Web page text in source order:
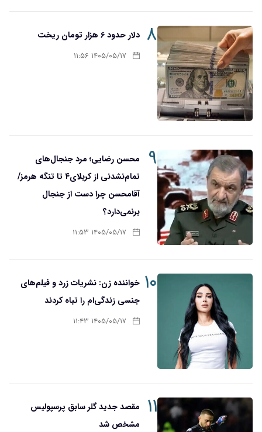
۸ دلار حدود ۶ هزار تومان ریخت
۱۴۰۵/۰۵/۱۷ ۱۱:۵۶
۹
محسن رضایی؛ مرد جنجال‌های
تمام‌نشدنی از کربلای۴ تا تنگه هرمز/
آقا‌محسن چرا دست از جنجال
برنمی‌دارد؟
۱۴۰۵/۰۵/۱۷ ۱۱:۵۳
۱۰
خواننده زن: نشریات زرد و فیلم‌های
جنسی زندگی‌ام را تباه کردند
۱۴۰۵/۰۵/۱۷ ۱۱:۴۳
۱۱
مقصد جدید گلر سابق پرسپولیس
مشخص شد